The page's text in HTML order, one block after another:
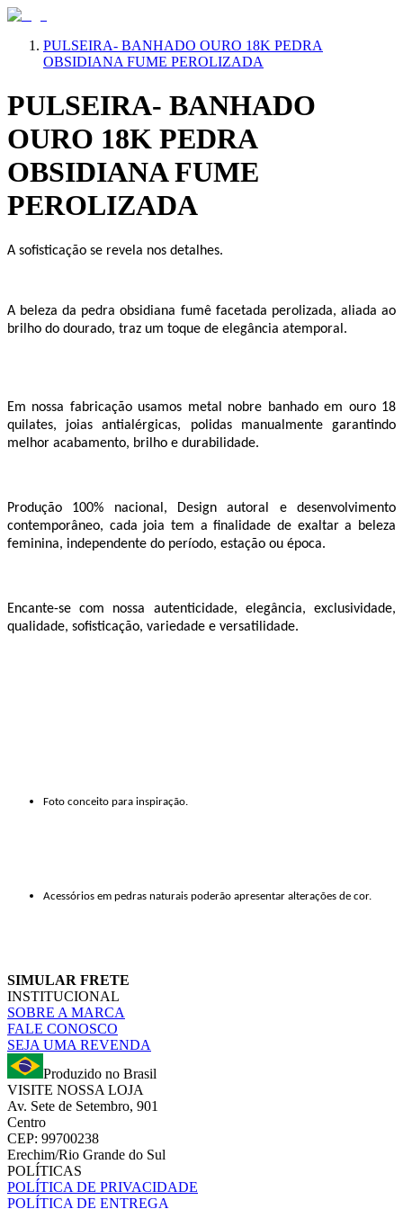
PULSEIRA- BANHADO OURO 18K PEDRA
OBSIDIANA FUME PEROLIZADA
PULSEIRA- BANHADO
OURO 18K PEDRA
OBSIDIANA FUME
PEROLIZADA
A sofisticação se revela nos detalhes.
A beleza da pedra obsidiana fumê facetada perolizada, aliada ao
brilho do dourado, traz um toque de elegância atemporal.
Em nossa fabricação usamos metal nobre banhado em ouro 18
quilates, joias antialérgicas, polidas manualmente garantindo
melhor acabamento, brilho e durabilidade.
Produção 100% nacional, Design autoral e desenvolvimento
contemporâneo, cada joia tem a finalidade de exaltar a beleza
feminina, independente do período, estação ou época.
Encante-se com nossa autenticidade, elegância, exclusividade,
qualidade, sofisticação, variedade e versatilidade.
Foto conceito para inspiração.
Acessórios em pedras naturais poderão apresentar alterações de cor.
SIMULAR FRETE
INSTITUCIONAL
SOBRE A MARCA
FALE CONOSCO
SEJA UMA REVENDA
Produzido no Brasil
VISITE NOSSA LOJA
Av. Sete de Setembro, 901
Centro
CEP: 99700238
Erechim/Rio Grande do Sul
POLÍTICAS
POLÍTICA DE PRIVACIDADE
POLÍTICA DE ENTREGA